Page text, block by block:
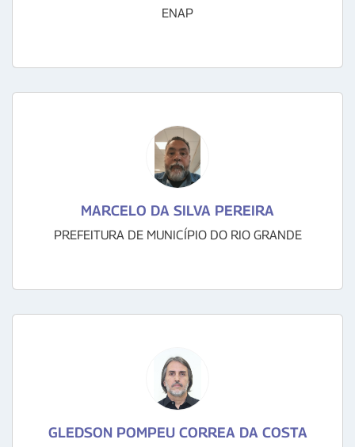
ENAP
MARCELO DA SILVA PEREIRA
PREFEITURA DE MUNICÍPIO DO RIO GRANDE
GLEDSON POMPEU CORREA DA COSTA